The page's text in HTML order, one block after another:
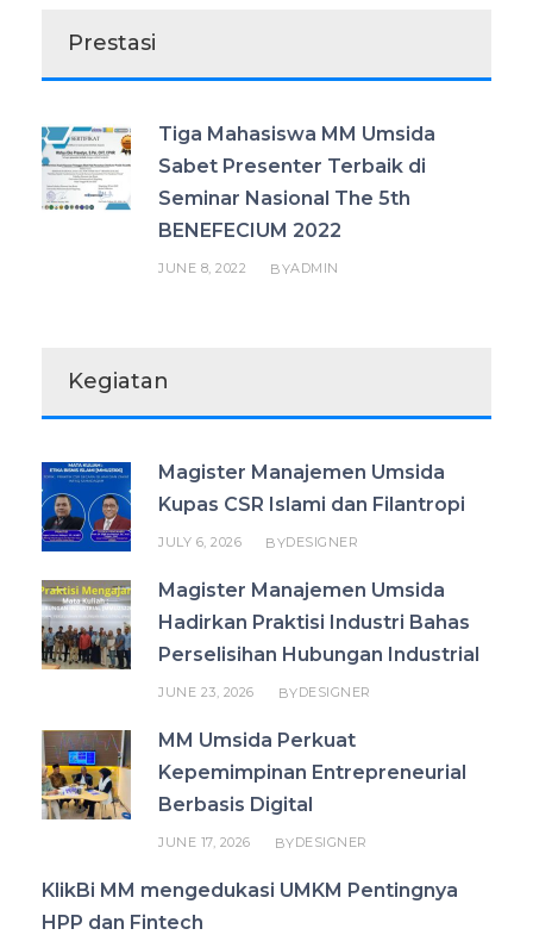
Prestasi
Tiga Mahasiswa MM Umsida
Sabet Presenter Terbaik di
Seminar Nasional The 5th
BENEFECIUM 2022
JUNE 8, 2022 BYADMIN
Kegiatan
Magister Manajemen Umsida
Kupas CSR Islami dan Filantropi
JULY 6, 2026 BYDESIGNER
Magister Manajemen Umsida
Hadirkan Praktisi Industri Bahas
Perselisihan Hubungan Industrial
JUNE 23, 2026 BYDESIGNER
MM Umsida Perkuat
Kepemimpinan Entrepreneurial
Berbasis Digital
JUNE 17, 2026 BYDESIGNER
KlikBi MM mengedukasi UMKM Pentingnya
HPP dan Fintech